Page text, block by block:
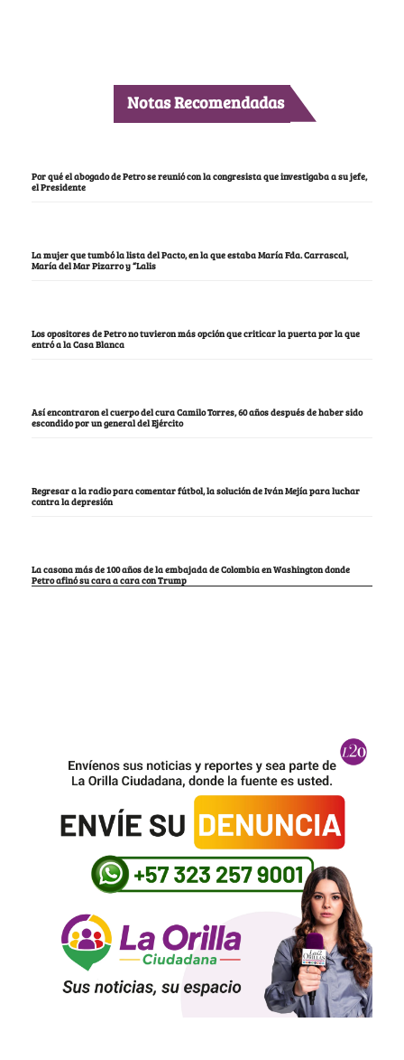
Notas Recomendadas
Por qué el abogado de Petro se reunió con la congresista que investigaba a su jefe,
el Presidente
La mujer que tumbó la lista del Pacto, en la que estaba María Fda. Carrascal,
María del Mar Pizarro y “Lalis
Los opositores de Petro no tuvieron más opción que criticar la puerta por la que
entró a la Casa Blanca
Así encontraron el cuerpo del cura Camilo Torres, 60 años después de haber sido
escondido por un general del Ejército
Regresar a la radio para comentar fútbol, la solución de Iván Mejía para luchar
contra la depresión
La casona más de 100 años de la embajada de Colombia en Washington donde
Petro afinó su cara a cara con Trump